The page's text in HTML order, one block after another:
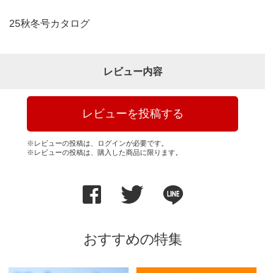
25秋冬号カタログ
レビュー内容
レビューを投稿する
※レビューの投稿は、ログインが必要です。
※レビューの投稿は、購入した商品に限ります。
おすすめの特集